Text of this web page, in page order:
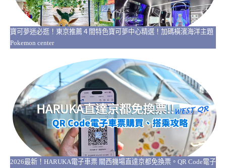
寶可夢迷必逛！東京推薦４間特色寶可夢中心精選！加碼橫濱海洋主題
Pokemon center
2026最新！HARUKA電子車票 關西機場直達京都免換票。QR Code電子